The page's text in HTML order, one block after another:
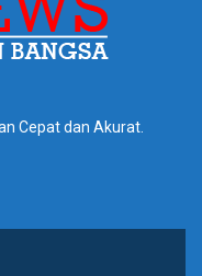
Cepat dan Akurat.